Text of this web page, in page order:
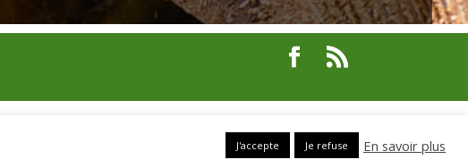
J'accepte Je refuse En savoir plus